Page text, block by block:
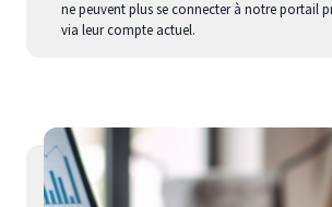
ne peuvent plus se connecter à notre portail
via leur compte actuel.